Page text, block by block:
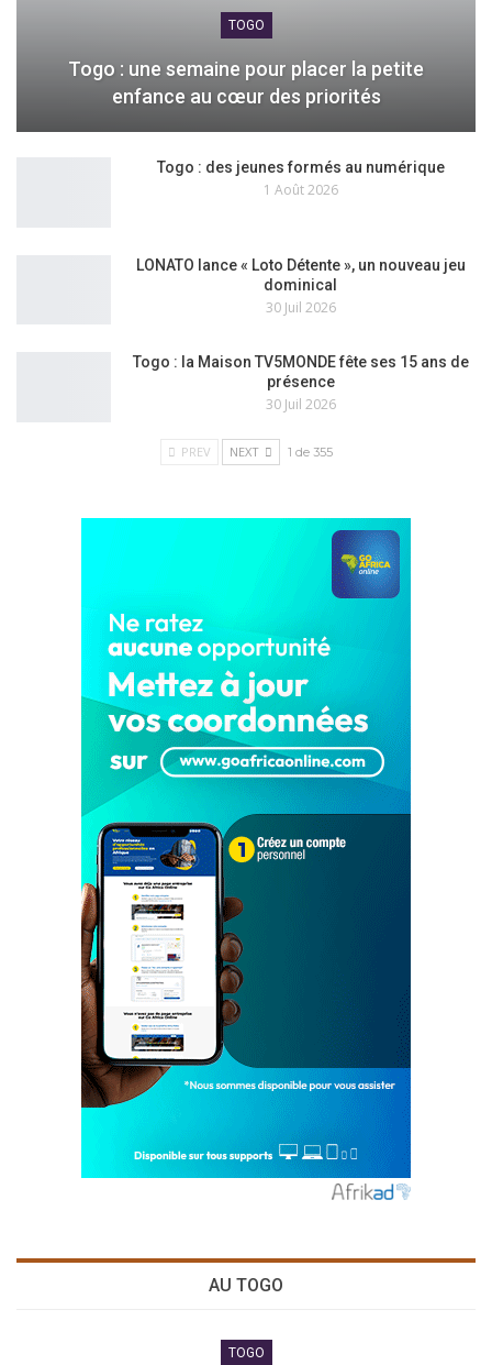
TOGO
Togo : une semaine pour placer la petite
enfance au cœur des priorités
Togo : des jeunes formés au numérique
1 Août 2026
LONATO lance « Loto Détente », un nouveau jeu
dominical
30 Juil 2026
Togo : la Maison TV5MONDE fête ses 15 ans de
présence
30 Juil 2026
PREV NEXT 1 de 355
AU TOGO
TOGO